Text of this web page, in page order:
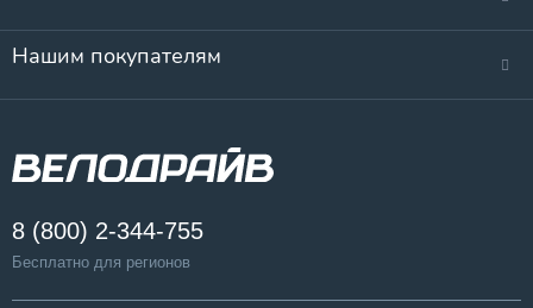
Нашим покупателям
8 (800) 2-344-755
Бесплатно для регионов